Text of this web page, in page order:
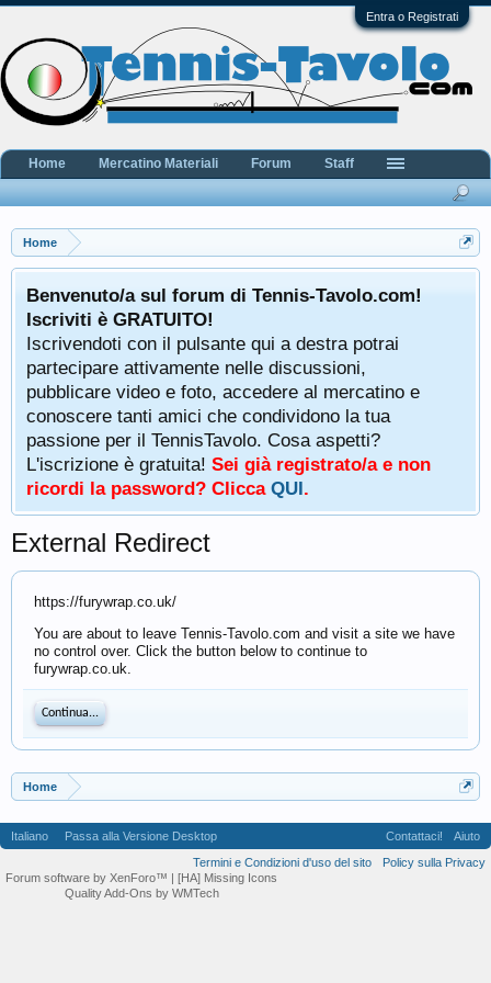
Entra o Registrati
Home
Benvenuto/a sul forum di Tennis-Tavolo.com!
Iscriviti è GRATUITO!
Iscrivendoti con il pulsante qui a destra potrai
partecipare attivamente nelle discussioni,
pubblicare video e foto, accedere al mercatino e
conoscere tanti amici che condividono la tua
passione per il TennisTavolo. Cosa aspetti?
L'iscrizione è gratuita! Sei già registrato/a e non
ricordi la password? Clicca QUI.
External Redirect
https://furywrap.co.uk/
You are about to leave Tennis-Tavolo.com and visit a site we have
no control over. Click the button below to continue to
furywrap.co.uk.
Continua...
Home
Home Mercatino Materiali Forum Staff
Italiano Passa alla Versione Desktop Contattaci!
Aiuto
Termini e Condizioni d'uso del sito
Policy sulla Privacy
Forum software by XenForo™ | [HA] Missing Icons
Quality Add-Ons by WMTech